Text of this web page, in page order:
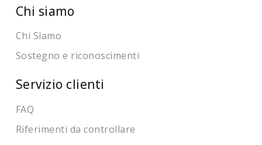
Chi siamo
Chi Siamo
Sostegno e riconoscimenti
Servizio clienti
FAQ
Riferimenti da controllare